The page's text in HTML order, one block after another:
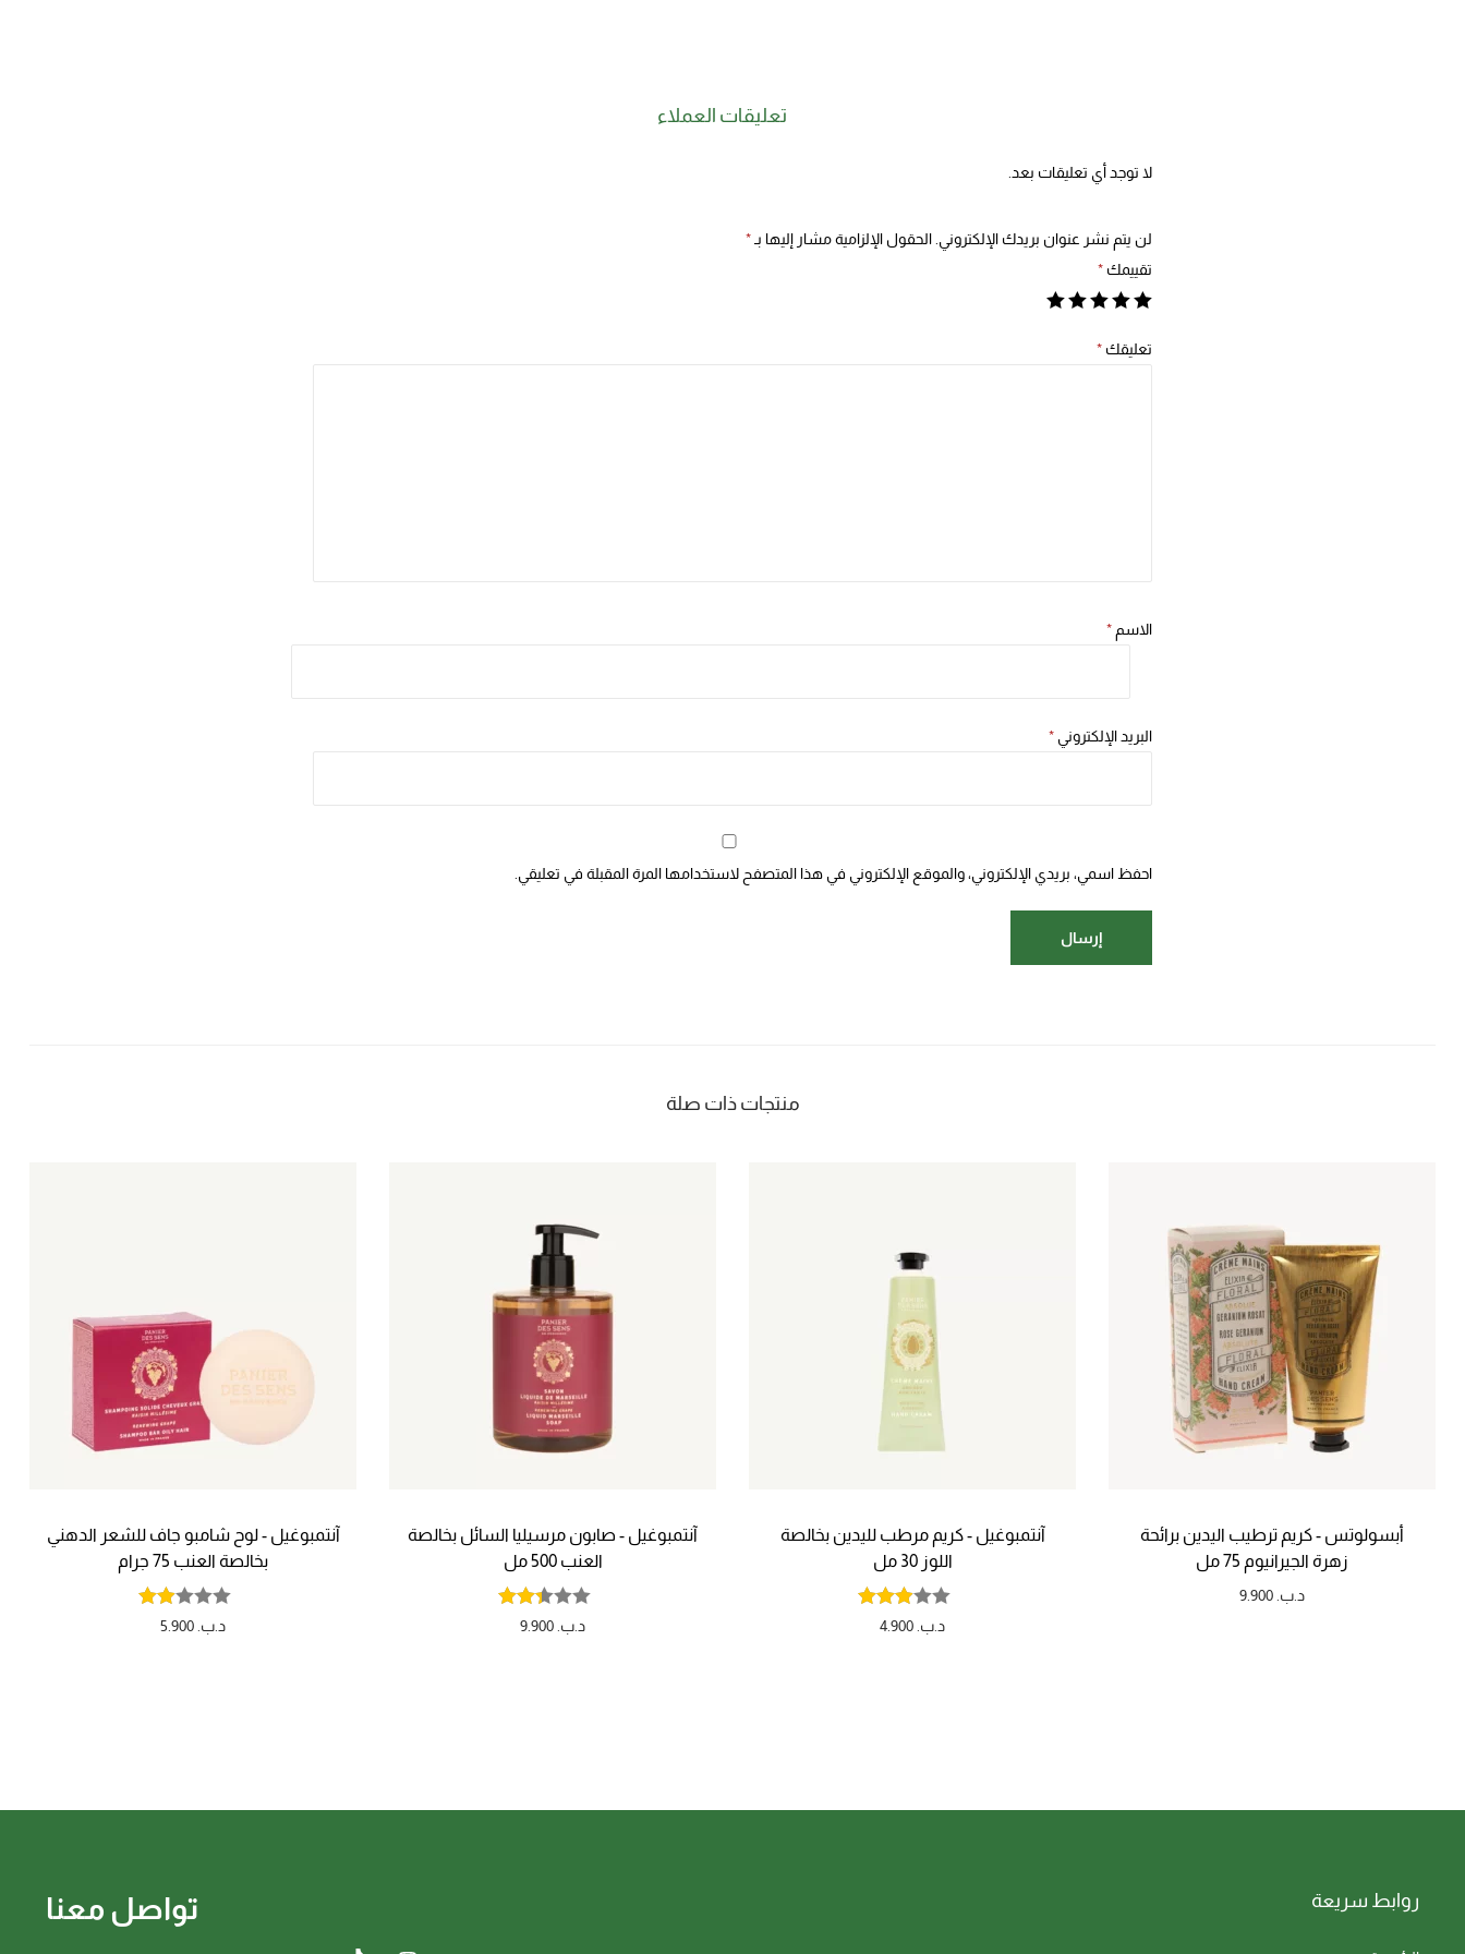
تعليقات العملاء
لا توجد أي تعليقات بعد.
لن يتم نشر عنوان بريدك الإلكتروني. الحقول الإلزامية مشار إليها بـ *
تقييمك *
تعليقك *
الاسم *
البريد الإلكتروني *
احفظ اسمي، بريدي الإلكتروني، والموقع الإلكتروني في هذا المتصفح لاستخدامها المرة المقبلة في تعليقي.
منتجات ذات صلة
أبسولوتس - كريم ترطيب اليدين برائحة
زهرة الجيرانيوم 75 مل
د.ب. 9.900
آنتمبوغيل - كريم مرطب لليدين بخالصة
اللوز 30 مل
د.ب. 4.900
آنتمبوغيل - صابون مرسيليا السائل بخالصة
العنب 500 مل
د.ب. 9.900
آنتمبوغيل - لوح شامبو جاف للشعر الدهني
بخالصة العنب 75 جرام
د.ب. 5.900
تواصل معنا روابط سريعة